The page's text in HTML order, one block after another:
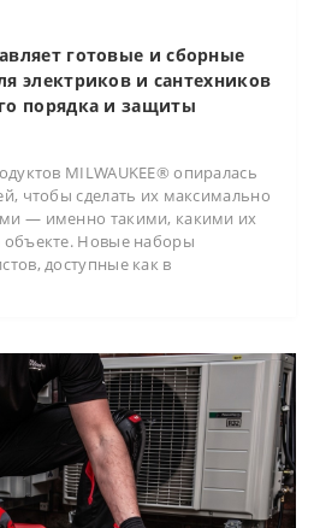
готовые и сборные
электриков и сантехников
порядка и защиты
MILWAUKEE® опиралась
чтобы сделать их максимально
— именно такими, какими их
Новые наборы
доступные как в